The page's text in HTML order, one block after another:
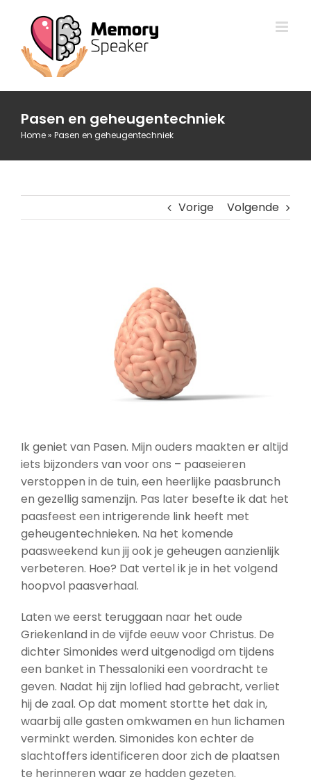
inhoud
Pasen en geheugentechniek
Home» Pasen en geheugentechniek
Vorige Volgende
Ik geniet van Pasen. Mijn ouders maakten er altijd
iets bijzonders van voor ons – paaseieren
verstoppen in de tuin, een heerlijke paasbrunch
en gezellig samenzijn. Pas later besefte ik dat het
paasfeest een intrigerende link heeft met
geheugentechnieken. Na het komende
paasweekend kun jij ook je geheugen aanzienlijk
verbeteren. Hoe? Dat vertel ik je in het volgend
hoopvol paasverhaal.
Laten we eerst teruggaan naar het oude
Griekenland in de vijfde eeuw voor Christus. De
dichter Simonides werd uitgenodigd om tijdens
een banket in Thessaloniki een voordracht te
geven. Nadat hij zijn loflied had gebracht, verliet
hij de zaal. Op dat moment stortte het dak in,
waarbij alle gasten omkwamen en hun lichamen
verminkt werden. Simonides kon echter de
slachtoffers identificeren door zich de plaatsen
te herinneren waar ze hadden gezeten.